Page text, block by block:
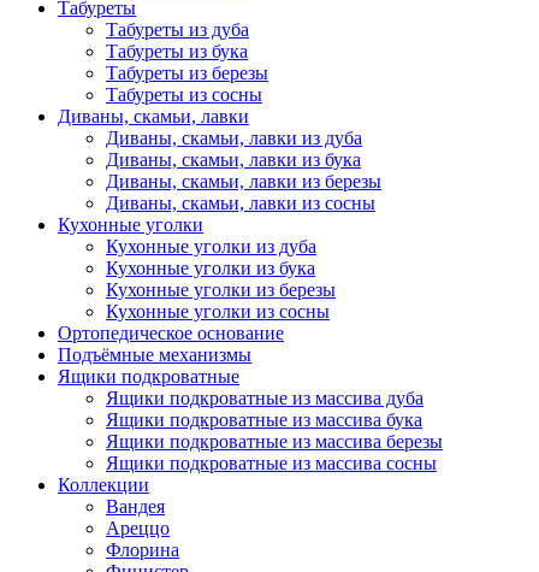
Табуреты
Табуреты из дуба
Табуреты из бука
Табуреты из березы
Табуреты из сосны
Диваны, скамьи, лавки
Диваны, скамьи, лавки из дуба
Диваны, скамьи, лавки из бука
Диваны, скамьи, лавки из березы
Диваны, скамьи, лавки из сосны
Кухонные уголки
Кухонные уголки из дуба
Кухонные уголки из бука
Кухонные уголки из березы
Кухонные уголки из сосны
Ортопедическое основание
Подъёмные механизмы
Ящики подкроватные
Ящики подкроватные из массива дуба
Ящики подкроватные из массива бука
Ящики подкроватные из массива березы
Ящики подкроватные из массива сосны
Коллекции
Вандея
Ареццо
Флорина